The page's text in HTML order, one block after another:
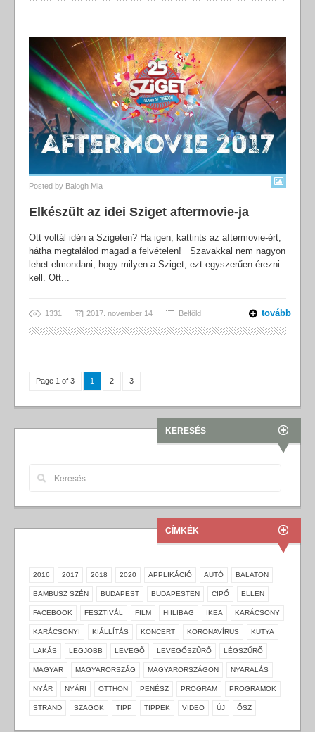
Posted by Balogh Mia
Elkészült az idei Sziget aftermovie-ja
Ott voltál idén a Szigeten? Ha igen, kattints az aftermovie-ért,
hátha megtalálod magad a felvételen! Szavakkal nem nagyon
lehet elmondani, hogy milyen a Sziget, ezt egyszerűen érezni
kell. Ott...
1331 2017. november 14 Belföld tovább
Page 1 of 3 1 2 3
KERESÉS
CÍMKÉK
2016 2017 2018 2020 APPLIKÁCIÓ AUTÓ BALATON
BAMBUSZ SZÉN BUDAPEST BUDAPESTEN CIPŐ ELLEN
FACEBOOK FESZTIVÁL FILM HIILIBAG IKEA KARÁCSONY
KARÁCSONYI KIÁLLÍTÁS KONCERT KORONAVÍRUS KUTYA
LAKÁS LEGJOBB LEVEGŐ LEVEGŐSZŰRŐ LÉGSZŰRŐ
MAGYAR MAGYARORSZÁG MAGYARORSZÁGON NYARALÁS
NYÁR NYÁRI OTTHON PENÉSZ PROGRAM PROGRAMOK
STRAND SZAGOK TIPP TIPPEK VIDEO ÚJ ŐSZ